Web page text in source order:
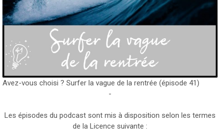
Avez-vous choisi ? Surfer la vague de la rentrée (épisode 41)
-
Les épisodes du podcast sont mis à disposition selon les termes
de la Licence suivante :